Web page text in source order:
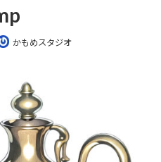
かもめスタジオ